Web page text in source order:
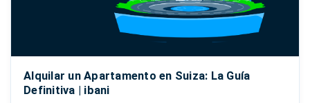
Alquilar un Apartamento en Suiza: La Guía
Definitiva | ibani